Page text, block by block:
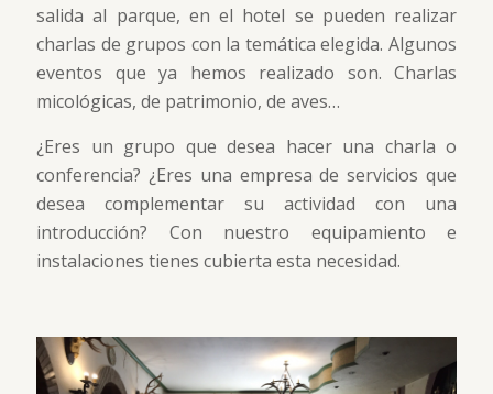
salida al parque, en el hotel se pueden realizar
charlas de grupos con la temática elegida. Algunos
eventos que ya hemos realizado son. Charlas
micológicas, de patrimonio, de aves…
¿Eres un grupo que desea hacer una charla o
conferencia? ¿Eres una empresa de servicios que
desea complementar su actividad con una
introducción? Con nuestro equipamiento e
instalaciones tienes cubierta esta necesidad.